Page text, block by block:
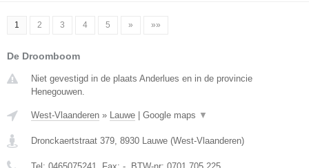
1 2 3 4 5 » »»
De Droomboom
Niet gevestigd in de plaats Anderlues en in de provincie
Henegouwen.
West-Vlaanderen » Lauwe Google maps ▼
Dronckaertstraat 379, 8930 Lauwe (West-Vlaanderen)